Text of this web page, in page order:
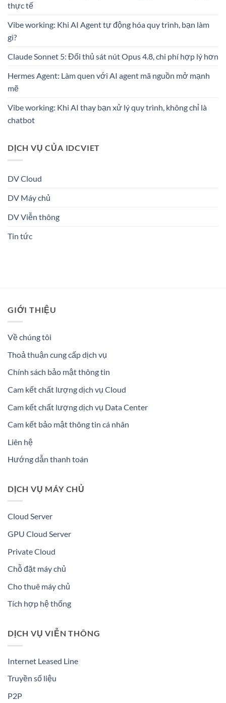
thực tế
Vibe working: Khi AI Agent tự động hóa quy trình, bạn làm
gì?
Claude Sonnet 5: Đối thủ sát nút Opus 4.8, chi phí hợp lý hơn
Hermes Agent: Làm quen với AI agent mã nguồn mở mạnh
mẽ
Vibe working: Khi AI thay bạn xử lý quy trình, không chỉ là
chatbot
DỊCH VỤ CỦA IDCVIET
DV Cloud
DV Máy chủ
DV Viễn thông
Tin tức
GIỚI THIỆU
Về chúng tôi
Thoả thuận cung cấp dịch vụ
Chính sách bảo mật thông tin
Cam kết chất lượng dịch vụ Cloud
Cam kết chất lượng dịch vụ Data Center
Cam kết bảo mật thông tin cá nhân
Liên hệ
Hướng dẫn thanh toán
DỊCH VỤ MÁY CHỦ
Cloud Server
GPU Cloud Server
Private Cloud
Chỗ đặt máy chủ
Cho thuê máy chủ
Tích hợp hệ thống
DỊCH VỤ VIỄN THÔNG
Internet Leased Line
Truyền số liệu
P2P